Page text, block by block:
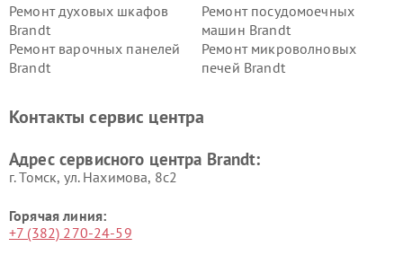
Ремонт духовых шкафов
Brandt
Ремонт посудомоечных
машин Brandt
Ремонт варочных панелей
Brandt
Ремонт микроволновых
печей Brandt
Контакты сервис центра
Адрес сервисного центра Brandt:
г. Томск, ул. Нахимова, 8с2
Горячая линия:
+7 (382) 270-24-59